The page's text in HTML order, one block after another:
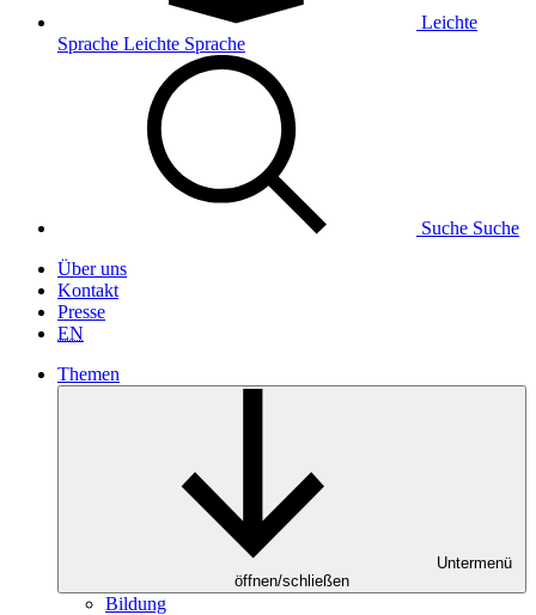
Leichte
Sprache Leichte Sprache
Suche Suche
Über uns
Kontakt
Presse
EN
Themen
Untermenü
öffnen/schließen
Bildung